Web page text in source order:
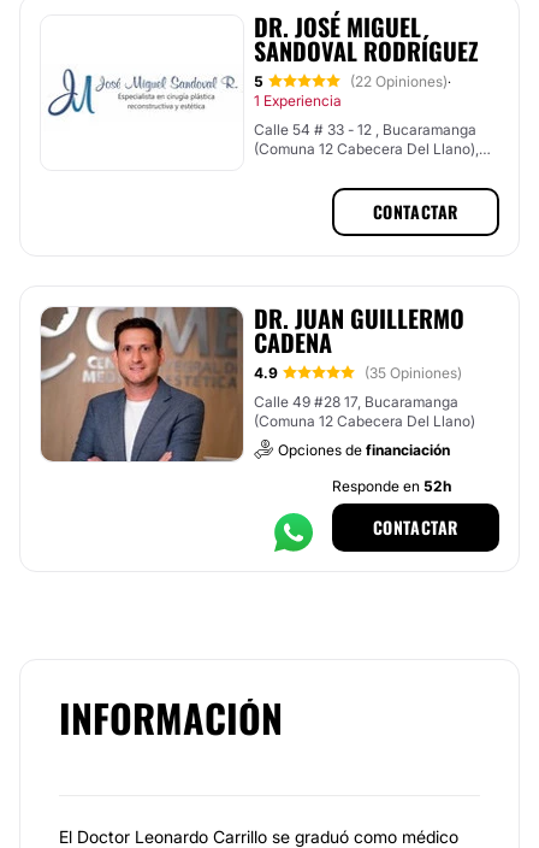
DR. JOSÉ MIGUEL
SANDOVAL RODRÍGUEZ
5 (22 Opiniones)·
1 Experiencia
Calle 54 # 33 - 12 , Bucaramanga
(Comuna 12 Cabecera Del Llano),
CONTACTAR
DR. JUAN GUILLERMO
CADENA
4.9
(35 Opiniones)
Calle 49 #28 17, Bucaramanga
(Comuna 12 Cabecera Del Llano)
Opciones de financiación
Responde en 52h
CONTACTAR
INFORMACIÓN
El Doctor Leonardo Carrillo se graduó como médico